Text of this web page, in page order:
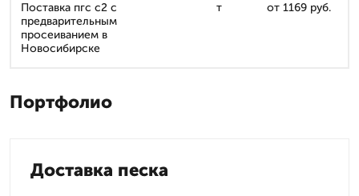
Поставка пгс с2 с
предварительным
просеиванием в
Новосибирске
т от 1169 руб.
Портфолио
Доставка песка